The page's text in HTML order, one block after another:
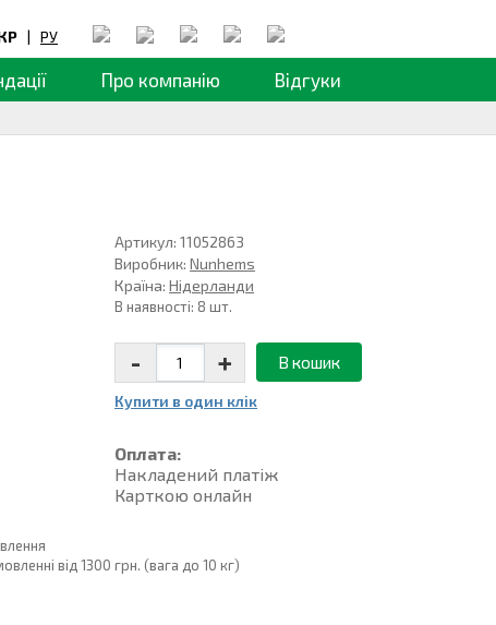
| РУ
Про компанію Відгуки
Артикул: 11052863
Виробник:Nunhems
Країна:Нідерланди
В наявності: 8 шт.
- + В кошик
Купити в один клiк
Оплата:
Накладений платiж
Карткою онлайн
від 1300 грн. (вага до 10 кг)